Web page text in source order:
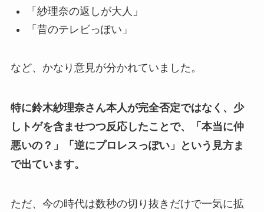
「紗理奈の返しが大人」
「昔のテレビっぽい」
など、かなり意見が分かれていました。
特に鈴木紗理奈さん本人が完全否定ではなく、少
しトゲを含ませつつ反応したことで、「本当に仲
悪いの？」「逆にプロレスっぽい」という見方ま
で出ています。
ただ、今の時代は数秒の切り抜きだけで一気に拡